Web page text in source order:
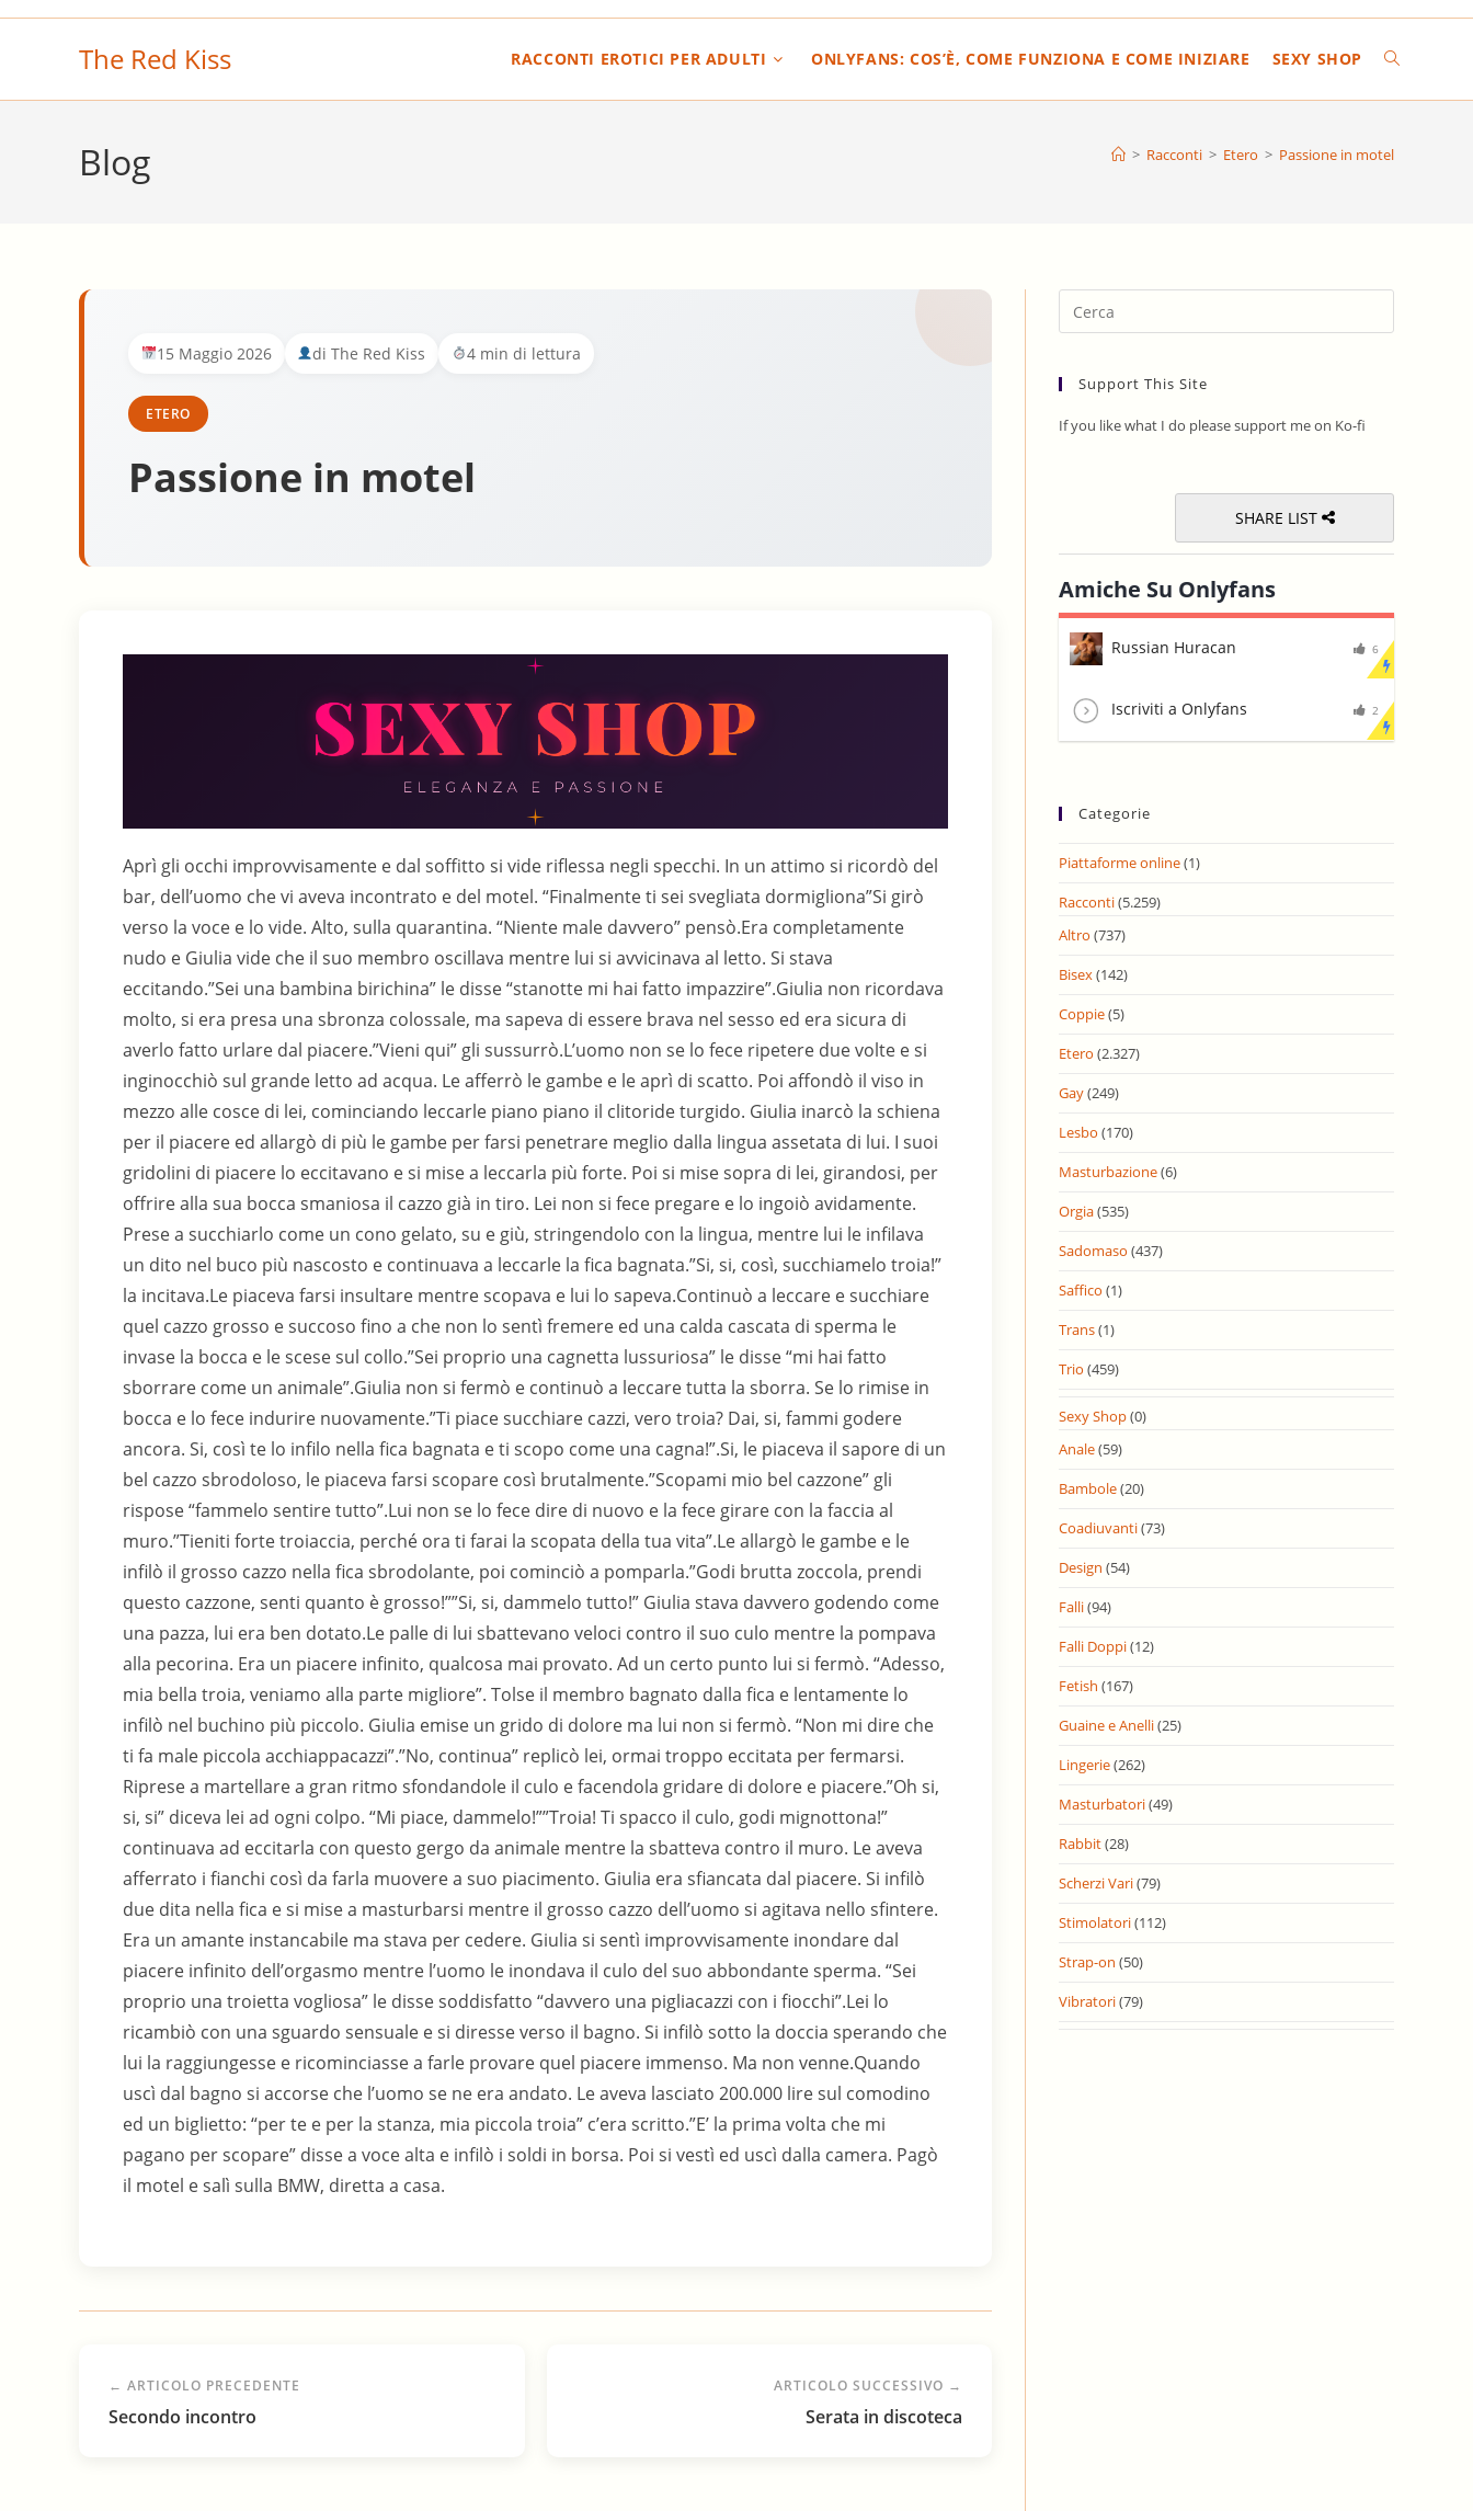
Salta
The Red Kiss RACCONTI EROTICI PER ADULTI ONLYFANS: COS’È, COME FUNZIONA E COME INIZIARE SEXY SHOP ATTIVA/
Blog > Racconti > Etero > Passione in motel
15 Maggio 2026 di The Red Kiss 4 min di lettura
ETERO
Passione in motel
Aprì gli occhi improvvisamente e dal soffitto si vide riflessa negli specchi. In un attimo si ricordò del
bar, dell’uomo che vi aveva incontrato e del motel. “Finalmente ti sei svegliata dormigliona”Si girò
verso la voce e lo vide. Alto, sulla quarantina. “Niente male davvero” pensò.Era completamente
nudo e Giulia vide che il suo membro oscillava mentre lui si avvicinava al letto. Si stava
eccitando.”Sei una bambina birichina” le disse “stanotte mi hai fatto impazzire”.Giulia non ricordava
molto, si era presa una sbronza colossale, ma sapeva di essere brava nel sesso ed era sicura di
averlo fatto urlare dal piacere.”Vieni qui” gli sussurrò.L’uomo non se lo fece ripetere due volte e si
inginocchiò sul grande letto ad acqua. Le afferrò le gambe e le aprì di scatto. Poi affondò il viso in
mezzo alle cosce di lei, cominciando leccarle piano piano il clitoride turgido. Giulia inarcò la schiena
per il piacere ed allargò di più le gambe per farsi penetrare meglio dalla lingua assetata di lui. I suoi
gridolini di piacere lo eccitavano e si mise a leccarla più forte. Poi si mise sopra di lei, girandosi, per
offrire alla sua bocca smaniosa il cazzo già in tiro. Lei non si fece pregare e lo ingoiò avidamente.
Prese a succhiarlo come un cono gelato, su e giù, stringendolo con la lingua, mentre lui le infilava
un dito nel buco più nascosto e continuava a leccarle la fica bagnata.”Si, si, così, succhiamelo troia!”
la incitava.Le piaceva farsi insultare mentre scopava e lui lo sapeva.Continuò a leccare e succhiare
quel cazzo grosso e succoso fino a che non lo sentì fremere ed una calda cascata di sperma le
invase la bocca e le scese sul collo.”Sei proprio una cagnetta lussuriosa” le disse “mi hai fatto
sborrare come un animale”.Giulia non si fermò e continuò a leccare tutta la sborra. Se lo rimise in
bocca e lo fece indurire nuovamente.”Ti piace succhiare cazzi, vero troia? Dai, si, fammi godere
ancora. Si, così te lo infilo nella fica bagnata e ti scopo come una cagna!”.Si, le piaceva il sapore di un
bel cazzo sbrodoloso, le piaceva farsi scopare così brutalmente.”Scopami mio bel cazzone” gli
rispose “fammelo sentire tutto”.Lui non se lo fece dire di nuovo e la fece girare con la faccia al
muro.”Tieniti forte troiaccia, perché ora ti farai la scopata della tua vita”.Le allargò le gambe e le
infilò il grosso cazzo nella fica sbrodolante, poi cominciò a pomparla.”Godi brutta zoccola, prendi
questo cazzone, senti quanto è grosso!””Si, si, dammelo tutto!” Giulia stava davvero godendo come
una pazza, lui era ben dotato.Le palle di lui sbattevano veloci contro il suo culo mentre la pompava
alla pecorina. Era un piacere infinito, qualcosa mai provato. Ad un certo punto lui si fermò. “Adesso,
mia bella troia, veniamo alla parte migliore”. Tolse il membro bagnato dalla fica e lentamente lo
infilò nel buchino più piccolo. Giulia emise un grido di dolore ma lui non si fermò. “Non mi dire che
ti fa male piccola acchiappacazzi”.”No, continua” replicò lei, ormai troppo eccitata per fermarsi.
Riprese a martellare a gran ritmo sfondandole il culo e facendola gridare di dolore e piacere.”Oh si,
si, si” diceva lei ad ogni colpo. “Mi piace, dammelo!””Troia! Ti spacco il culo, godi mignottona!”
continuava ad eccitarla con questo gergo da animale mentre la sbatteva contro il muro. Le aveva
afferrato i fianchi così da farla muovere a suo piacimento. Giulia era sfiancata dal piacere. Si infilò
due dita nella fica e si mise a masturbarsi mentre il grosso cazzo dell’uomo si agitava nello sfintere.
Era un amante instancabile ma stava per cedere. Giulia si sentì improvvisamente inondare dal
piacere infinito dell’orgasmo mentre l’uomo le inondava il culo del suo abbondante sperma. “Sei
proprio una troietta vogliosa” le disse soddisfatto “davvero una pigliacazzi con i fiocchi”.Lei lo
ricambiò con una sguardo sensuale e si diresse verso il bagno. Si infilò sotto la doccia sperando che
lui la raggiungesse e ricominciasse a farle provare quel piacere immenso. Ma non venne.Quando
uscì dal bagno si accorse che l’uomo se ne era andato. Le aveva lasciato 200.000 lire sul comodino
ed un biglietto: “per te e per la stanza, mia piccola troia” c’era scritto.”E’ la prima volta che mi
pagano per scopare” disse a voce alta e infilò i soldi in borsa. Poi si vestì ed uscì dalla camera. Pagò
il motel e salì sulla BMW, diretta a casa.
← ARTICOLO PRECEDENTE
Secondo incontro
ARTICOLO SUCCESSIVO →
Serata in discoteca
Escape
Support This Site
If you like what I do please support me on Ko-fi
SHARE LIST
Amiche Su Onlyfans
Russian Huracan 6
Iscriviti a Onlyfans 2
Categorie
Piattaforme online(1)
Racconti(5.259)
Altro (737)
Bisex(142)
Coppie(5)
Etero (2.327)
Gay(249)
Lesbo (170)
Masturbazione(6)
Orgia(535)
Sadomaso (437)
Saffico (1)
Trans(1)
Trio (459)
Sexy Shop(0)
Anale(59)
Bambole(20)
Coadiuvanti(73)
Design (54)
Falli(94)
Falli Doppi(12)
Fetish (167)
Guaine e Anelli(25)
Lingerie(262)
Masturbatori(49)
Rabbit(28)
Scherzi Vari(79)
Stimolatori(112)
Strap-on (50)
Vibratori(79)